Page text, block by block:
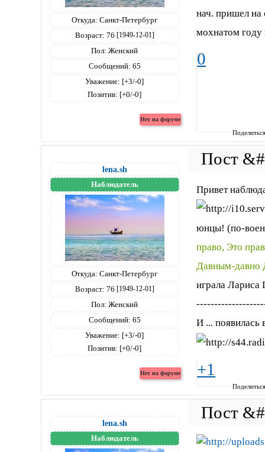
Откуда: Санкт-Петербург
Возраст: 76 [1949-12-01]
Пол: Женский
Сообщений: 65
Уважение: [+3/-0]
Позитив: [+0/-0]
нач. пришел на
мохнатом году
0
lena.sh
Наблюдатель
Откуда: Санкт-Петербург
Возраст: 76 [1949-12-01]
Пол: Женский
Сообщений: 65
Уважение: [+3/-0]
Позитив: [+0/-0]
Привет
юнцы! (по-
право, Это
Давным-давно
играла Лариса
И ... появилась
+1
lena.sh
Наблюдатель